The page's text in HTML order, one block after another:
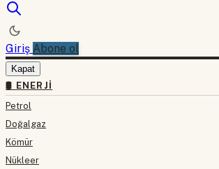
Giriş Abone ol
Kapat
🛢 ENERJI
Petrol
Doğalgaz
Kömür
Nükleer